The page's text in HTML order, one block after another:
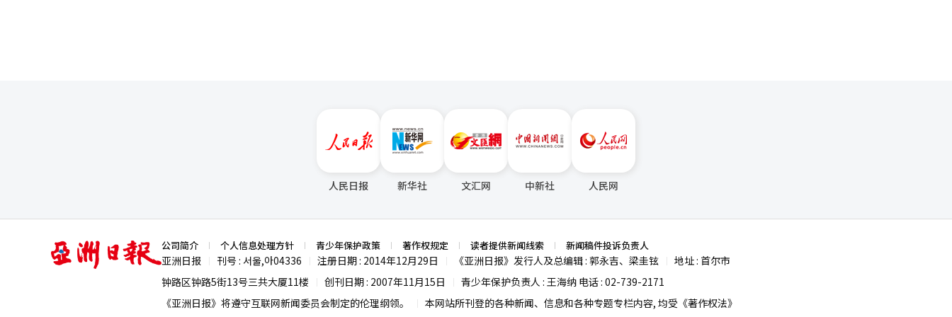
人民日报 新华社 文汇网 中新社 人民网
亚
洲
日
公司简介 个人信息处理方针 青少年保护政策 著作权规定 读者提供新闻线索 新闻稿件投诉负责人
亚洲日报 刊号 : 서울,아04336 注册日期 : 2014年12月29日 《亚洲日报》发行人及总编辑 : 郭永吉、梁圭铉
地址 : 首尔市
钟路区钟路5街13号三共大厦11楼
创刊日期 : 2007年11月15日
青少年保护负责人 : 王海纳 电话 : 02-739-2171
《亚洲日报》将遵守互联网新闻委员会制定的伦理纲领。
本网站所刊登的各种新闻、信息和各种专题专栏内容, 均受《著作权法》